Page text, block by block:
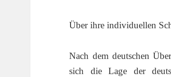
Über ihre individuellen
Nach dem deutschen
sich die Lage der